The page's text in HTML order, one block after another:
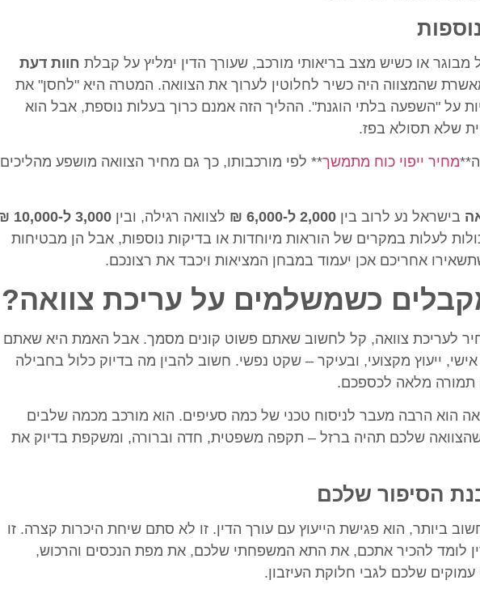
מבוגר או כשיש מצב בריאותי מורכב, שעורך הדין ימליץ על קבלת חוות דעת
שהמצווה היה כשיר לחלוטין לערוך את הצוואה. המטרה היא "לחסן" את
על "השפעה בלתי הוגנת". ההליך הזה אמנם כרוך בעלות נוספת, אבל הוא
שלא תסולא בפז.
מחיר ייפוי כוח מתמשך** לפי מורכבותו, כך גם מחיר הצוואה מושפע מהליכים
בישראל נע לרוב בין 2,000 ל-6,000 ₪ לצוואה רגילה, ובין 3,000 ל-10,000 ₪
לעלות במקרים של הוראות מיוחדות או בדיקות נוספות, אבל הן מבטיחות
אחריכם אכן יעמוד במבחן המציאות ויכבד את רצונכם.
כשמשלמים על עריכת צוואה?
לעריכת צוואה, קל לחשוב שאתם פשוט קונים מסמך. אבל האמת היא שאתם
ייעוץ מקצועי, ובעיקר – שקט נפשי. חשוב להבין מה בדיוק כלול בחבילה
מלאה לכספכם.
הוא הרבה מעבר לניסוח טכני של כמה סעיפים. הוא מורכב מכמה שלבים
שהצוואה שלכם תהיה ברזל – תקפה משפטית, חדה וברורה, ומשקפת בדיוק את
הסיפור שלכם
ביותר, הוא פגישת הייעוץ עם עורך הדין. זו לא סתם שיחת היכרות קצרה. זו
לומד להכיר אתכם, את התא המשפחתי שלכם, את מפת הנכסים והרכוש,
שלכם לגבי חלוקת העיזבון.